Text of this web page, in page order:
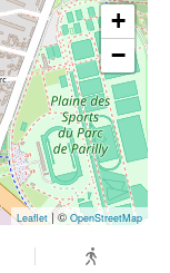
+
−
Leaflet | © OpenStreetMap